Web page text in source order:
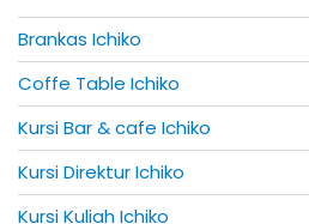
Brankas Ichiko
Coffe Table Ichiko
Kursi Bar & cafe Ichiko
Kursi Direktur Ichiko
Kursi Kuliah Ichiko